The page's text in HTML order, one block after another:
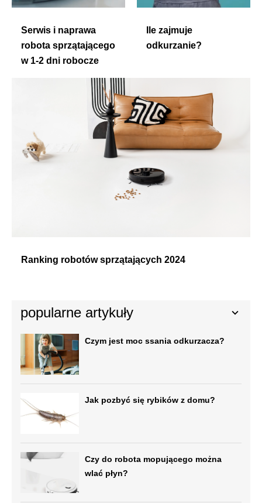
popularne artykuły
Czym jest moc ssania odkurzacza?
Jak pozbyć się rybików z domu?
Czy do robota mopującego można
wlać płyn?
Serwis i naprawa
robota sprzątającego
w 1-2 dni robocze
Ile zajmuje
odkurzanie?
Ranking robotów sprzątających 2024